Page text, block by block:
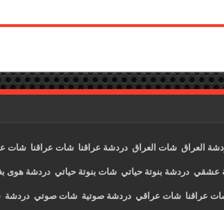
العراق شات العراق دردشة عراقنا شات عراقنا شات
عشقي دردشة بنوتة حياتي شات بنوتة حياتي دردشة هوى
عراقنا شات عراقي دردشة صوتية شات صوتي دردشة